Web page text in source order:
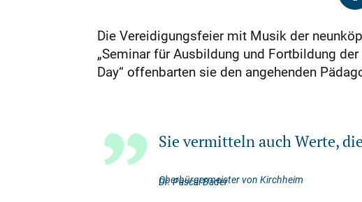
Die Vereidigungsfeier mit Musik der
„Seminar für Ausbildung und Fortbildung
Day“ offenbarten sie den angehenden
Sie vermitteln auch Werte,
Dr. Pascal Bader
Oberbürgermeister von Kirchheim